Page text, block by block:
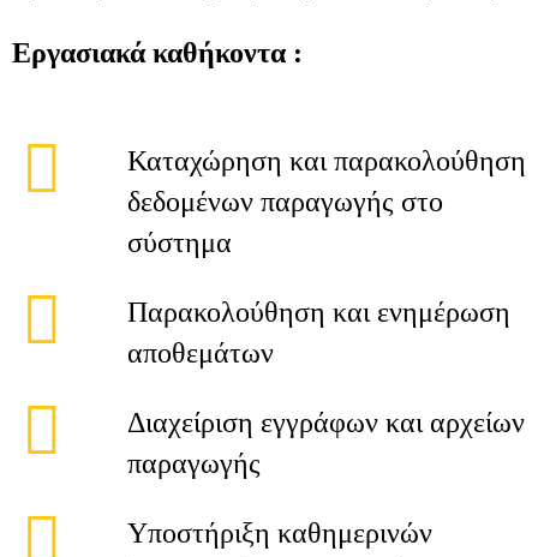
Εργασιακά καθήκοντα :
Καταχώρηση και παρακολούθηση
δεδομένων παραγωγής στο
σύστημα
Παρακολούθηση και ενημέρωση
αποθεμάτων
Διαχείριση εγγράφων και αρχείων
παραγωγής
Υποστήριξη καθημερινών